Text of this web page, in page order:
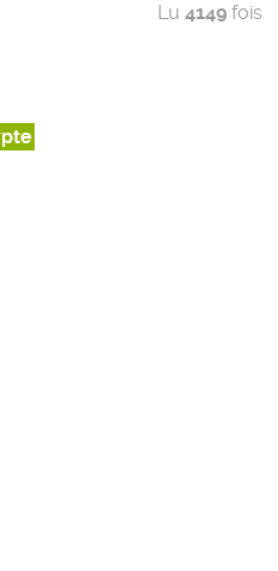
Lu4149 fois